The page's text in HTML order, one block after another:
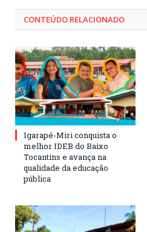
CONTEÚDO RELACIONADO
Igarapé-Miri conquista o
melhor IDEB do Baixo
Tocantins e avança na
qualidade da educação
pública